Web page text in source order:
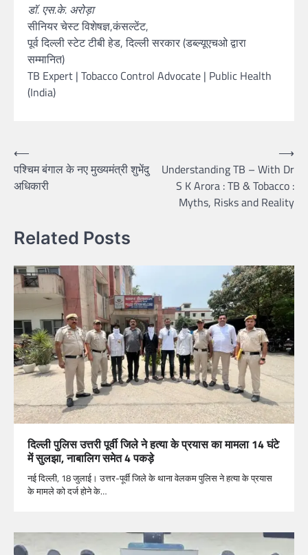
डॉ. एस.के. अरोड़ा
सीनियर चेस्ट विशेषज्ञ,कंसल्टेंट,
पूर्व दिल्ली स्टेट टीबी हेड, दिल्ली सरकार (डब्ल्यूएचओ द्वारा
सम्मानित)
TB Expert | Tobacco Control Advocate | Public Health
(India)
Post
navigation
⟵
पश्चिम बंगाल के नए मुख्‍यमंत्री शुभेंदु
अधिकारी
Understanding TB – With Dr
S K Arora : TB & Tobacco :
Myths, Risks and Reality
⟶
Related Posts
दिल्ली पुलिस उत्तरी पूर्वी जिले ने हत्या के प्रयास का मामला 14 घंटे
में सुलझा, नाबालिग समेत 4 पकड़े
नई दिल्ली, 18 जुलाई। उत्तर-पूर्वी जिले के थाना वेलकम पुलिस ने हत्या के प्रयास
के मामले को दर्ज होने के…